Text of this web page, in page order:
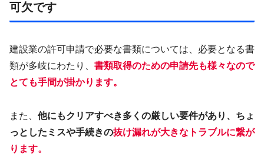
可欠です
建設業の許可申請で必要な書類については、必要となる書
類が多岐にわたり、 書類取得のための申請先も様々なので
とても手間が掛かります。
また、 他にもクリアすべき多くの厳しい要件があり、ちょ
っとしたミスや手続きの抜け漏れが大きなトラブルに繋が
ります。